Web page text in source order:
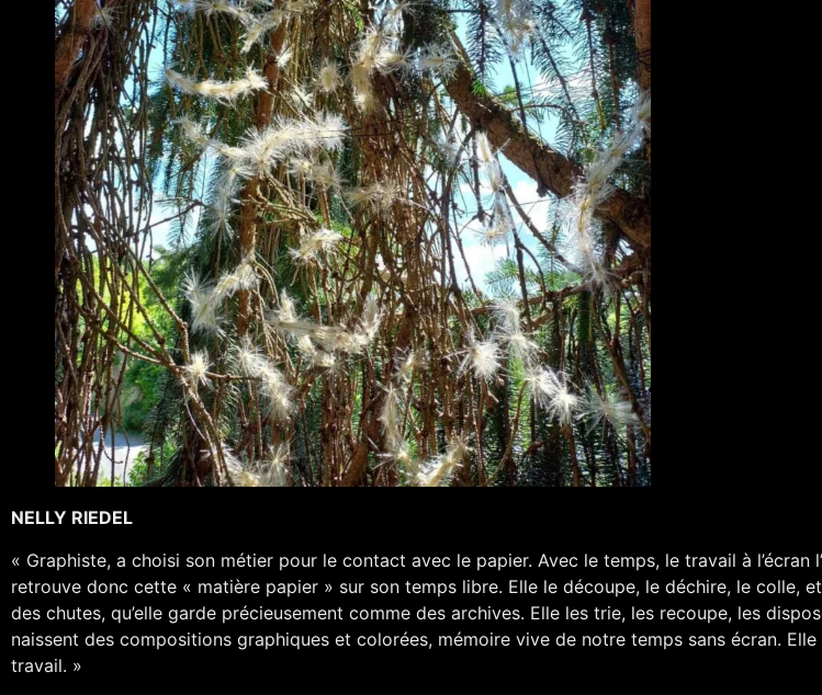
NELLY RIEDEL
« Graphiste, a choisi son métier pour le contact avec le papier. Avec le temps, le travail à l’écran
retrouve donc cette « matière papier » sur son temps libre. Elle le découpe, le déchire, le colle,
des chutes, qu’elle garde précieusement comme des archives. Elle les trie, les recoupe, les
naissent des compositions graphiques et colorées, mémoire vive de notre temps sans écran.
travail. »